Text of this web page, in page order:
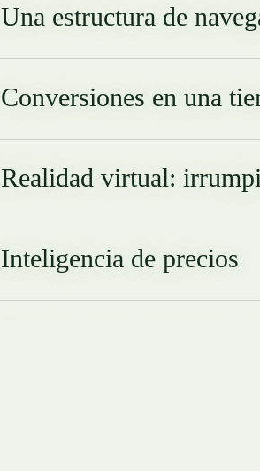
Una estructura de
Conversiones en una
Realidad virtual:
Inteligencia de precios